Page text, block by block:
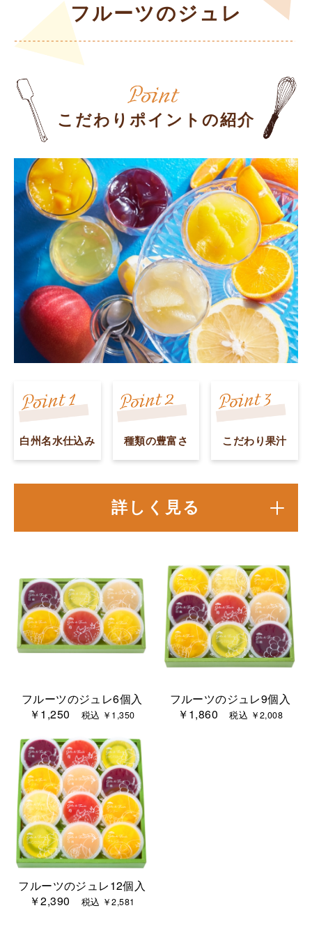
フルーツのジュレ
こだわりポイントの紹介
白州名水仕込み 種類の豊富さ こだわり果汁
詳しく見る
フルーツのジュレ6個入
￥1,250
税込 ￥1,350
フルーツのジュレ9個入
￥1,860税込 ￥2,008
フルーツのジュレ12個入
￥2,390
税込 ￥2,581